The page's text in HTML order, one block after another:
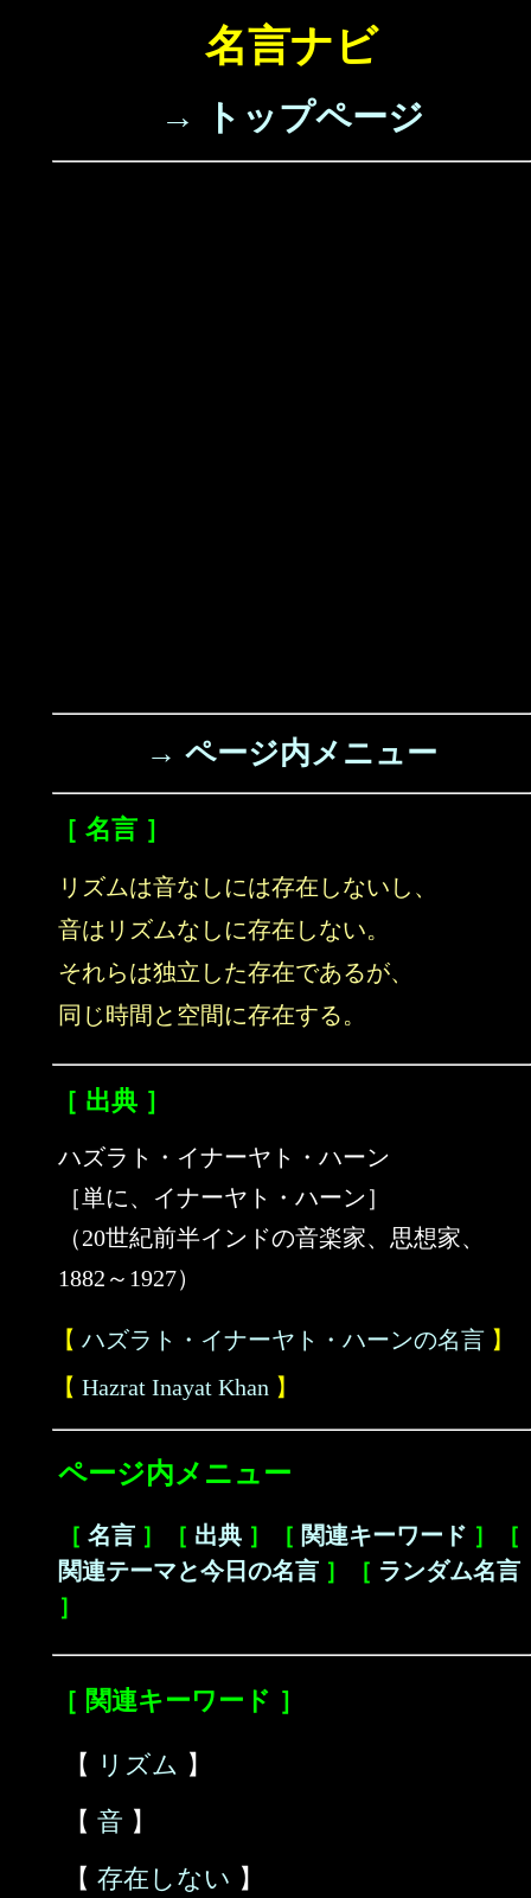
名言ナビ
→ トップページ
→ ページ内メニュー
［ 名言 ］
リズムは音なしには存在しないし、
音はリズムなしに存在しない。
それらは独立した存在であるが、
同じ時間と空間に存在する。
［ 出典 ］
ハズラト・イナーヤト・ハーン
［単に、イナーヤト・ハーン］
（20世紀前半インドの音楽家、思想家、
1882～1927）
【 ハズラト・イナーヤト・ハーンの名言 】
【 Hazrat Inayat Khan 】
ページ内メニュー
［ 名言 ］［ 出典 ］［ 関連キーワード ］［
関連テーマと今日の名言 ］［ ランダム名言
］
［ 関連キーワード ］
【 リズム 】
【 音 】
【 存在しない 】